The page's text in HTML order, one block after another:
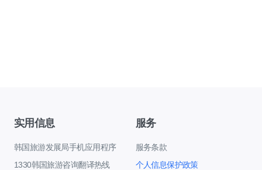
实用信息
韩国旅游发展局手机应用程序
1330韩国旅游咨询翻译热线
服务
服务条款
个人信息保护政策